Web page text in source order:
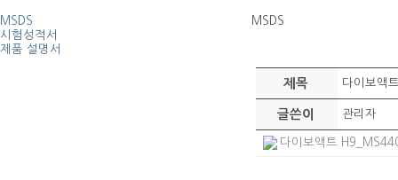
MSDS
시험성적서
제품 설명서
MSDS
제목 다이보액
글쓴이 관리자
다이보액트